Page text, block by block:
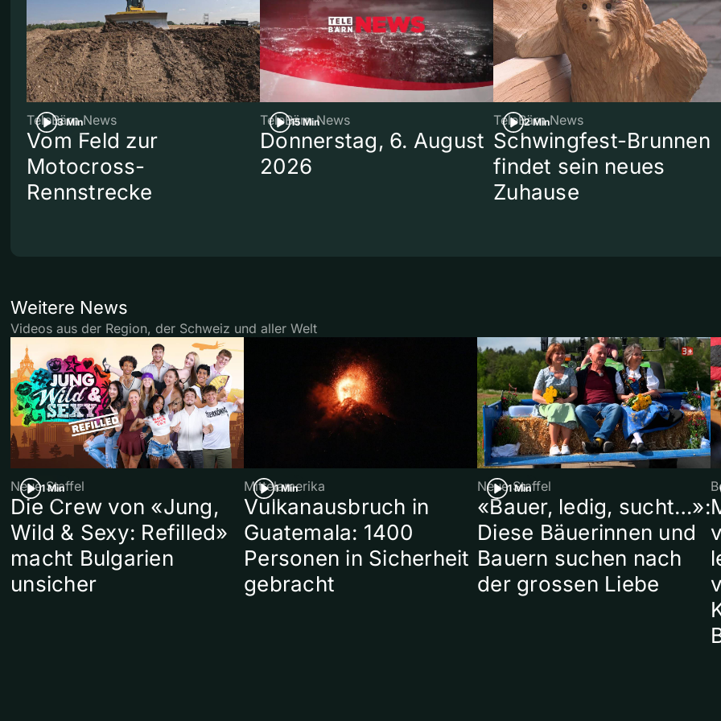
3 Min
TeleBärn News
Vom Feld zur
Motocross-
Rennstrecke
15 Min
TeleBärn News
Donnerstag, 6. August
2026
2 Min
TeleBärn News
Schwingfest-Brunnen
findet sein neues
Zuhause
Weitere News
Videos aus der Region, der Schweiz und aller Welt
1 Min
Neue Staffel
Die Crew von «Jung,
Wild & Sexy: Refilled»
macht Bulgarien
unsicher
1 Min
Mittelamerika
Vulkanausbruch in
Guatemala: 1400
Personen in Sicherheit
gebracht
1 Min
Neue Staffel
«Bauer, ledig, sucht…»:
Diese Bäuerinnen und
Bauern suchen nach
der grossen Liebe